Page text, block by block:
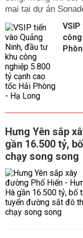
mại tại dự án
Hưng Yên sắp
gần 16.500 tỷ,
chạy song song